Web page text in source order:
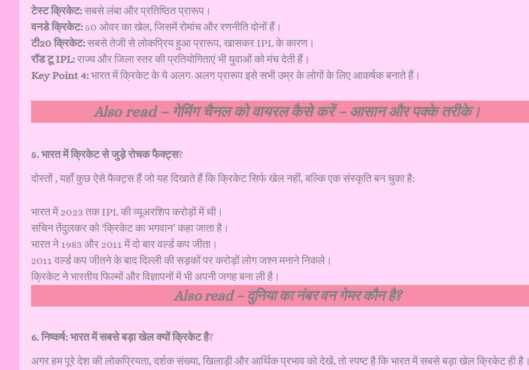
टेस्ट क्रिकेट:सबसे लंबा और प्रतिष्ठित प्रारूप।
वनडे क्रिकेट: 50 ओवर का खेल, जिसमें रोमांच और रणनीति दोनों हैं।
टी20 क्रिकेट:सबसे तेजी से लोकप्रिय हुआ प्रारूप, खासकर IPL के कारण।
रॉड टू IPL:राज्य और जिला स्तर की प्रतियोगिताएं भी युवाओं को मंच देती हैं।
Key Point 4: भारत में क्रिकेट के ये अलग-अलग प्रारूप इसे सभी उम्र के लोगों के लिए आकर्षक बनाते हैं।
Also read – गेमिंग चैनल को वायरल कैसे करें – आसान और पक्के तरीके।
5. भारत में क्रिकेट से जुड़े रोचक फैक्ट्स?
दोस्तों , यहाँ कुछ ऐसे फैक्ट्स हैं जो यह दिखाते हैं कि क्रिकेट सिर्फ खेल नहीं, बल्कि एक संस्कृति बन चुका है:
भारत में 2023 तक IPL की व्यूअरशिप करोड़ों में थी।
सचिन तेंदुलकर को ‘क्रिकेट का भगवान’ कहा जाता है।
भारत ने 1983 और 2011 में दो बार वर्ल्ड कप जीता।
2011 वर्ल्ड कप जीतने के बाद दिल्ली की सड़कों पर करोड़ों लोग जश्न मनाने निकले।
क्रिकेट ने भारतीय फिल्मों और विज्ञापनों में भी अपनी जगह बना ली है।
Also read –दुनिया का नंबर वन गेमर कौन है?
6. निष्कर्ष: भारत में सबसे बड़ा खेल क्यों क्रिकेट है?
अगर हम पूरे देश की लोकप्रियता, दर्शक संख्या, खिलाड़ी और आर्थिक प्रभाव को देखें, तो स्पष्ट है कि भारत में सबसे बड़ा खेल क्रिकेट ही है।